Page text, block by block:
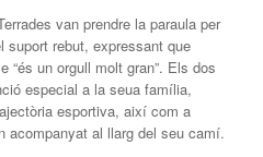
van prendre la paraula per
suport rebut, expressant que
“és un orgull molt gran”. Els dos
especial a la seua família,
esportiva, així com a
acompanyat al llarg del seu camí.